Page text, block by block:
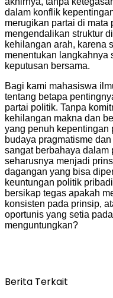
dalam konflik
merugikan partai di mata
mengendalikan struktur
kehilangan arah, karena
menentukan langkahnya
keputusan bersama.
Bagi kami mahasiswa
tentang betapa
partai politik. Tanpa
kehilangan makna dan
yang penuh kepentingan
budaya pragmatisme
sangat berbahaya dalam
seharusnya menjadi
dagangan yang bisa
keuntungan politik
bersikap tegas apakah
konsisten pada prinsip,
oportunis yang setia
menguntungkan?
Berita Terkait